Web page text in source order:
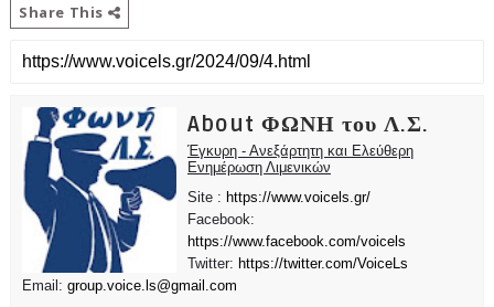
Share This
About ΦΩΝΗ του Λ.Σ.
Έγκυρη - Ανεξάρτητη και Ελεύθερη
Ενημέρωση Λιμενικών
Site : https://www.voicels.gr/
Facebook:
https://www.facebook.com/voicels
Twitter: https://twitter.com/VoiceLs
Email: group.voice.ls@gmail.com